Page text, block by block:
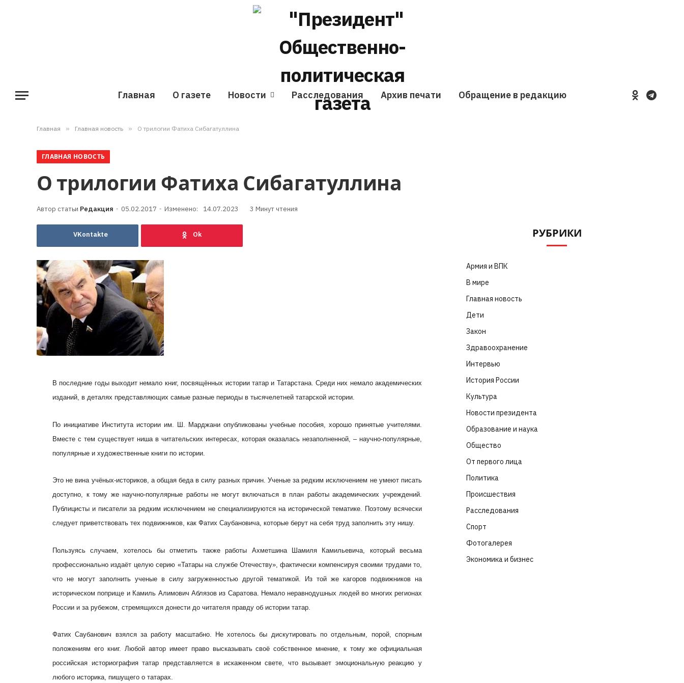
Главная О газете Новости Расследования Архив печати Обращение в редакцию YouTubeVKontakte
LinkedIn
Flickr
Главная » Главная новость » О трилогии Фатиха Сибагатуллина
ГЛАВНАЯ НОВОСТЬ
О трилогии Фатиха Сибагатуллина
Редакция 05.02.2017 Изменено: 14.07.2023 3 Минут чтения
VKontakte
В последние годы выходит немало книг, посвящённых истории татар и Татарстана. Среди них немало академических
изданий, в деталях представляющих самые разные периоды в тысячелетней татарской истории.
По инициативе Института истории им. Ш. Марджани опубликованы учебные пособия, хорошо принятые учителями.
Вместе с тем существует ниша в читательских интересах, которая оказалась незаполненной, – научно-популярные,
популярные и художественные книги по истории.
Это не вина учёных-историков, а общая беда в силу разных причин. Ученые за редким исключением не умеют писать
доступно, к тому же научно-популярные работы не могут включаться в план работы академических учреждений.
Публицисты и писатели за редким исключением не специализируются на исторической тематике. Поэтому всячески
следует приветствовать тех подвижников, как Фатих Саубановича, которые берут на себя труд заполнить эту нишу.
Пользуясь случаем, хотелось бы отметить также работы Ахметшина Шамиля Камильевича, который весьма
профессионально издаёт целую серию «Татары на службе Отечеству», фактически компенсируя своими трудами то,
что не могут заполнить ученые в силу загруженностью другой тематикой. Из той же кагоров подвижников на
историческом поприще и Камиль Алимович Аблязов из Саратова. Немало неравнодушных людей во многих регионах
России и за рубежом, стремящихся донести до читателя правду об истории татар.
Фатих Саубанович взялся за работу масштабно. Не хотелось бы дискутировать по отдельным, порой, спорным
положениям его книг. Любой автор имеет право высказывать своё собственное мнение, к тому же официальная
российская историография татар представляется в искаженном свете, что вызывает эмоциональную реакцию у
любого историка, пишущего о татарах.
РУБРИКИ
Армия и ВПК
В мире
Главная новость
Дети
Закон
Здравоохранение
Интервью
История России
Культура
Новости президента
Образование и наука
Общество
От первого лица
Политика
Происшествия
Расследования
Спорт
Фотогалерея
Экономика и бизнес